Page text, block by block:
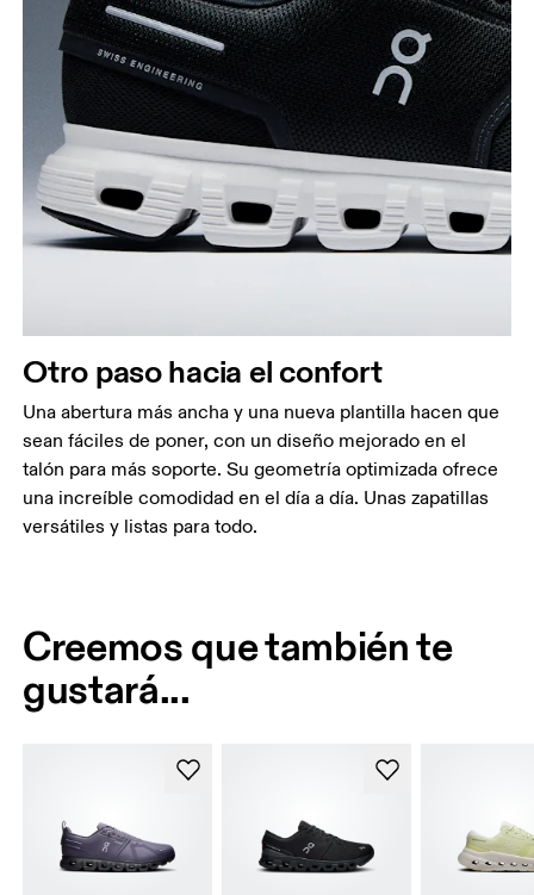
Otro paso hacia el confort
Una abertura más ancha y una nueva plantilla hacen que
sean fáciles de poner, con un diseño mejorado en el
talón para más soporte. Su geometría optimizada ofrece
una increíble comodidad en el día a día. Unas zapatillas
versátiles y listas para todo.
Creemos que también te
gustará...